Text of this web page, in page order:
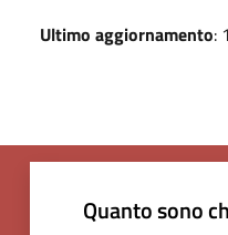
Ultimo aggiornamento:
Quanto sono